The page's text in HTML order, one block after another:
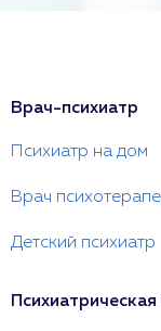
Врач-психиатр
Психиатр на дом
Врач
Детский психиатр